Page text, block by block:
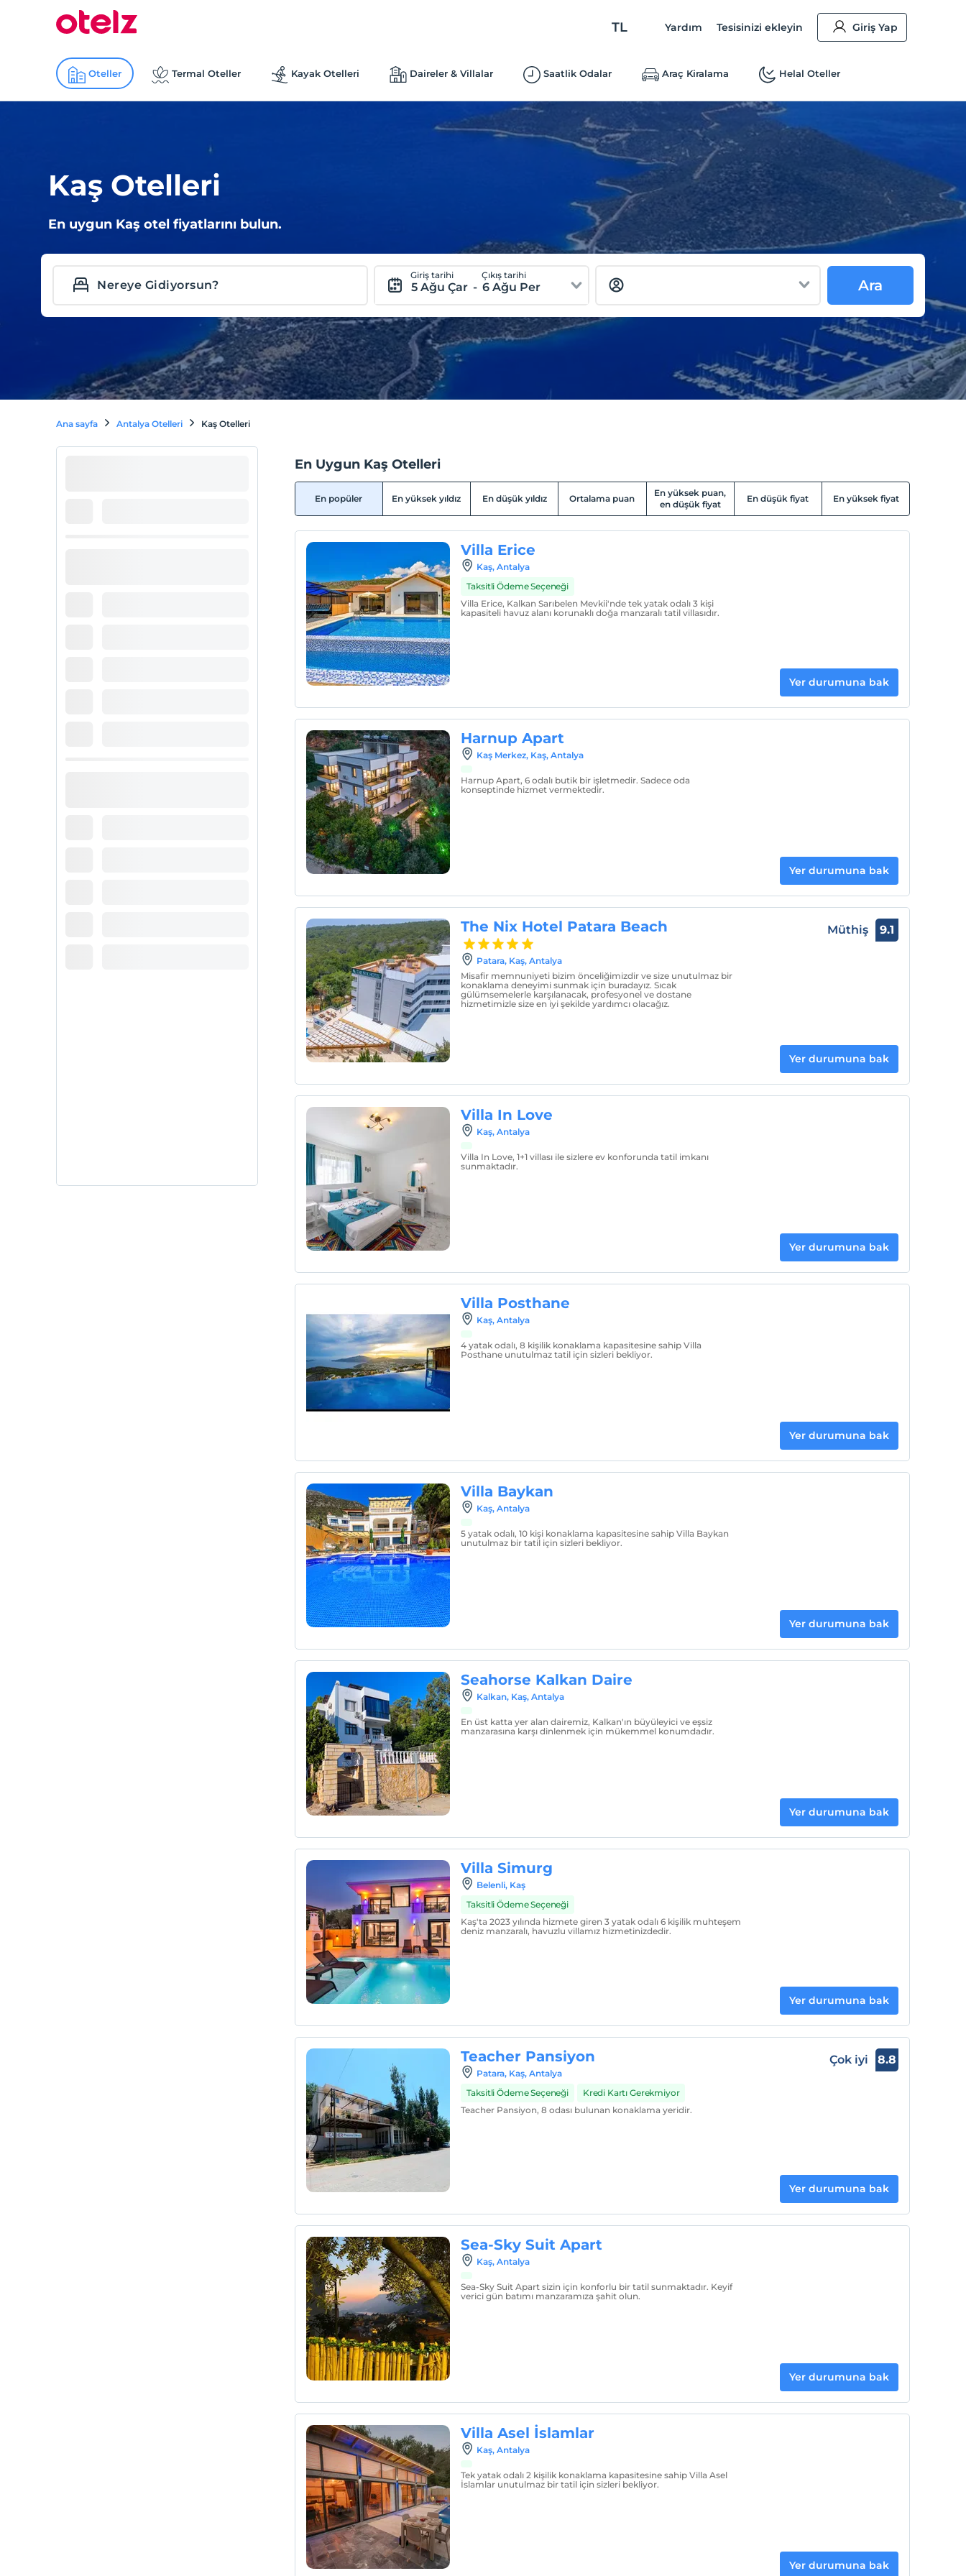
TL Yardım Tesisinizi ekleyin Giriş Yap
Oteller Termal Oteller Kayak Otelleri Daireler & Villalar Saatlik Odalar Araç Kiralama Helal Oteller
Kaş Otelleri
En uygun Kaş otel fiyatlarını bulun.
Giriş tarihi
5 Ağu Çar -
Çıkış tarihi
6 Ağu Per Ara
Ana sayfa Antalya Otelleri Kaş Otelleri
En Uygun Kaş Otelleri
En popüler En yüksek yıldız En düşük yıldız Ortalama puan
En yüksek puan,
en düşük fiyat
En düşük fiyat En yüksek fiyat
Villa Erice
Kaş, Antalya
Taksitli Ödeme Seçeneği
Villa Erice, Kalkan Sarıbelen Mevkii'nde tek yatak odalı 3 kişi
kapasiteli havuz alanı korunaklı doğa manzaralı tatil villasıdır.
Yer durumuna bak
Harnup Apart
Kaş Merkez, Kaş, Antalya
Harnup Apart, 6 odalı butik bir işletmedir. Sadece oda
konseptinde hizmet vermektedir.
Yer durumuna bak
The Nix Hotel Patara Beach
Patara, Kaş, Antalya
Misafir memnuniyeti bizim önceliğimizdir ve size unutulmaz bir
konaklama deneyimi sunmak için buradayız. Sıcak
gülümsemelerle karşılanacak, profesyonel ve dostane
hizmetimizle size en iyi şekilde yardımcı olacağız.
Müthiş 9.1
Yer durumuna bak
Villa In Love
Kaş, Antalya
Villa In Love, 1+1 villası ile sizlere ev konforunda tatil imkanı
sunmaktadır.
Yer durumuna bak
Villa Posthane
Kaş, Antalya
4 yatak odalı, 8 kişilik konaklama kapasitesine sahip Villa
Posthane unutulmaz tatil için sizleri bekliyor.
Yer durumuna bak
Villa Baykan
Kaş, Antalya
5 yatak odalı, 10 kişi konaklama kapasitesine sahip Villa Baykan
unutulmaz bir tatil için sizleri bekliyor.
Yer durumuna bak
Seahorse Kalkan Daire
Kalkan, Kaş, Antalya
En üst katta yer alan dairemiz, Kalkan'ın büyüleyici ve eşsiz
manzarasına karşı dinlenmek için mükemmel konumdadır.
Yer durumuna bak
Villa Simurg
Belenli, Kaş
Taksitli Ödeme Seçeneği
Kaş'ta 2023 yılında hizmete giren 3 yatak odalı 6 kişilik muhteşem
deniz manzaralı, havuzlu villamız hizmetinizdedir.
Yer durumuna bak
Teacher Pansiyon
Patara, Kaş, Antalya
Taksitli Ödeme Seçeneği
Kredi Kartı Gerekmiyor
Teacher Pansiyon, 8 odası bulunan konaklama yeridir.
Çok iyi 8.8
Yer durumuna bak
Sea-Sky Suit Apart
Kaş, Antalya
Sea-Sky Suit Apart sizin için konforlu bir tatil sunmaktadır. Keyif
verici gün batımı manzaramıza şahit olun.
Yer durumuna bak
Villa Asel İslamlar
Kaş, Antalya
Tek yatak odalı 2 kişilik konaklama kapasitesine sahip Villa Asel
İslamlar unutulmaz bir tatil için sizleri bekliyor.
Yer durumuna bak